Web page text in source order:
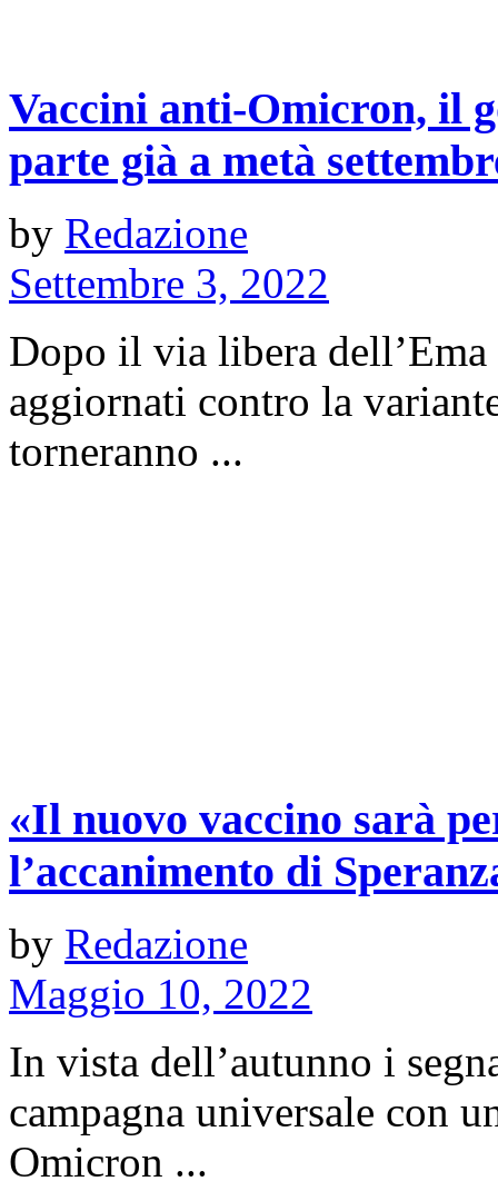
Vaccini anti-Omicron, il
parte già a metà
by Redazione
Settembre 3, 2022
Dopo il via libera
aggiornati contro la
torneranno ...
«Il nuovo vaccino sarà
l’accanimento di
by Redazione
Maggio 10, 2022
In vista dell’autunno i
campagna universale con
Omicron ...